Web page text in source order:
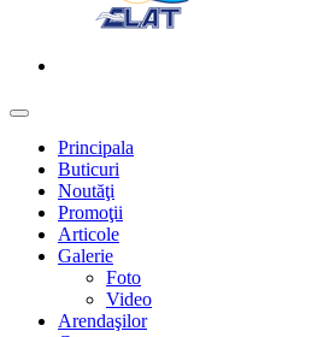
Principala
Buticuri
Noutăţi
Promoţii
Articole
Galerie
Foto
Video
Arendaşilor